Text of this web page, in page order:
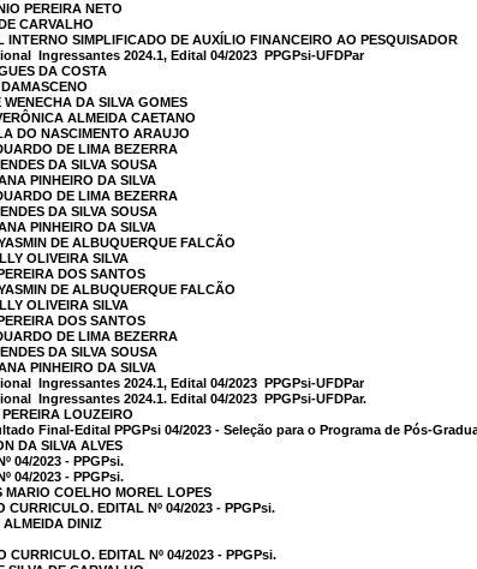
PEREIRA NETO
CARVALHO
INTERNO SIMPLIFICADO DE AUXÍLIO FINANCEIRO AO PESQUISADOR
 Ingressantes 2024.1, Edital 04/2023  PPGPsi-UFDPar
DA COSTA
DA SILVA GOMES
ALMEIDA CAETANO
DO NASCIMENTO ARAUJO
DE LIMA BEZERRA
DA SILVA SOUSA
PINHEIRO DA SILVA
DE LIMA BEZERRA
DA SILVA SOUSA
PINHEIRO DA SILVA
DE ALBUQUERQUE FALCÃO
OLIVEIRA SILVA
DOS SANTOS
DE ALBUQUERQUE FALCÃO
OLIVEIRA SILVA
DOS SANTOS
DE LIMA BEZERRA
DA SILVA SOUSA
PINHEIRO DA SILVA
 Ingressantes 2024.1, Edital 04/2023  PPGPsi-UFDPar
 Ingressantes 2024.1. Edital 04/2023  PPGPsi-UFDPar.
LOUZEIRO
Final-Edital PPGPsi 04/2023 - Seleção para o Programa de Pós-
DA SILVA ALVES
04/2023 - PPGPsi.
04/2023 - PPGPsi.
COELHO MOREL LOPES
CURRICULO. EDITAL Nº 04/2023 - PPGPsi.
DINIZ
CURRICULO. EDITAL Nº 04/2023 - PPGPsi.